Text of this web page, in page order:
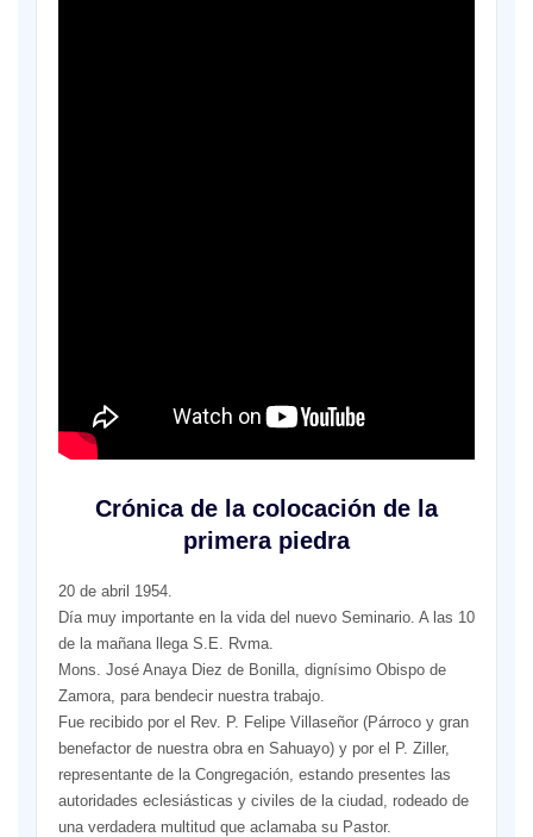
Crónica de la colocación de la
primera piedra
20 de abril 1954.
Día muy importante en la vida del nuevo Seminario. A las 10
de la mañana llega S.E. Rvma.
Mons. José Anaya Diez de Bonilla, dignísimo Obispo de
Zamora, para bendecir nuestra trabajo.
Fue recibido por el Rev. P. Felipe Villaseñor (Párroco y gran
benefactor de nuestra obra en Sahuayo) y por el P. Ziller,
representante de la Congregación, estando presentes las
autoridades eclesiásticas y civiles de la ciudad, rodeado de
una verdadera multitud que aclamaba su Pastor.